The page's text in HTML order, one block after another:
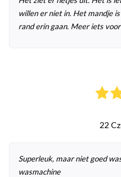
willen er niet in. Het mandje
rand erin gaan. Meer iets
22
Superleuk, maar niet goed
wasmachine